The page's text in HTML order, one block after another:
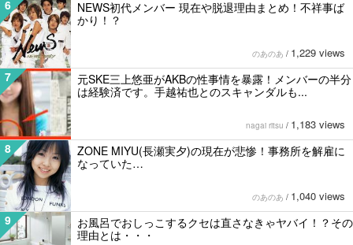
6
NEWS初代メンバー 現在や脱退理由まとめ！不祥事ば
かり！？
のあのあ / 1,229 views
7
元SKE三上悠亜がAKBの性事情を暴露！メンバーの半分
は経験済です。手越祐也とのスキャンダルも...
nagai ritsu / 1,183 views
8
ZONE MIYU(長瀬実夕)の現在が悲惨！事務所を解雇に
なっていた…
のあのあ / 1,040 views
9
お風呂でおしっこするクセは直さなきゃヤバイ！？その
理由とは・・・